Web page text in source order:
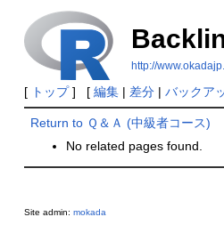
http://
[ トップ] [ 編集| 差分| バックア
Return to Ｑ＆Ａ (中級者コース)
No related pages found.
Site admin: mokada